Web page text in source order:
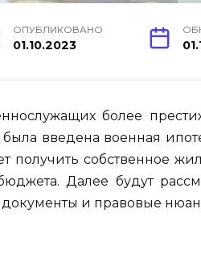
ОПУБЛИКОВАНО
01.10.2023
более
введена военная
получить собственное
Далее будут
и правовые